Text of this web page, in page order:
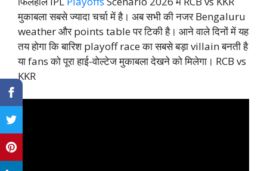
मुकाबला सबसे ज्यादा चर्चा में है। अब सभी की नजर Bengaluru
weather और points table पर टिकी है। आने वाले दिनों में यह
तय होगा कि बारिश playoff race का सबसे बड़ा villain बनती है
या fans को पूरा हाई-वोल्टेज मुकाबला देखने को मिलेगा। RCB vs
KKR